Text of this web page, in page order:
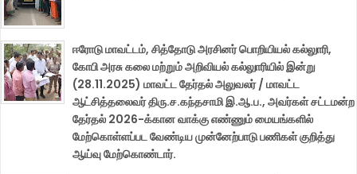
ஈரோடு மாவட்டம், சித்தோடு அரசினர் பொறியியல் கல்லுாரி,
கோபி அரசு கலை மற்றும் அறிவியல் கல்லுாரியில் இன்று
(28.11.2025) மாவட்ட தேர்தல் அலுவலர் / மாவட்ட
ஆட்சித்தலைவர் திரு.ச.கந்தசாமி இ.ஆ.ப., அவர்கள் சட்டமன்ற
தேர்தல் 2026-க்கான வாக்கு எண்ணும் மையங்களில்
மேற்கொள்ளப்பட வேண்டிய முன்னேற்பாடு பணிகள் குறித்து
ஆய்வு மேற்கொண்டார்.